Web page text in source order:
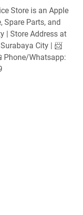
Store is an Apple
Spare Parts, and
| Store Address at
City | 📨
Phone/Whatsapp: